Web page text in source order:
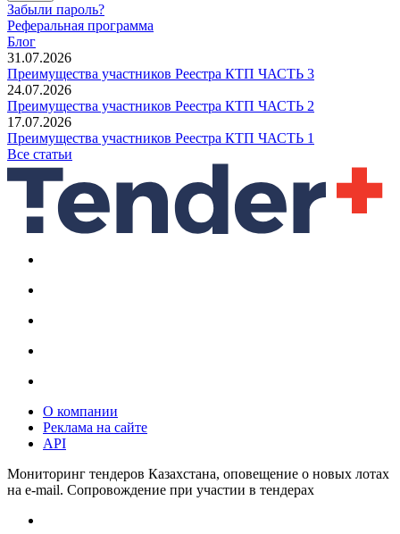
Забыли пароль?
Реферальная программа
Блог
31.07.2026
Преимущества участников Реестра КТП ЧАСТЬ 3
24.07.2026
Преимущества участников Реестра КТП ЧАСТЬ 2
17.07.2026
Преимущества участников Реестра КТП ЧАСТЬ 1
Все статьи
О компании
Реклама на сайте
API
Мониторинг тендеров Казахстана, оповещение о новых лотах
на e-mail. Сопровождение при участии в тендерах